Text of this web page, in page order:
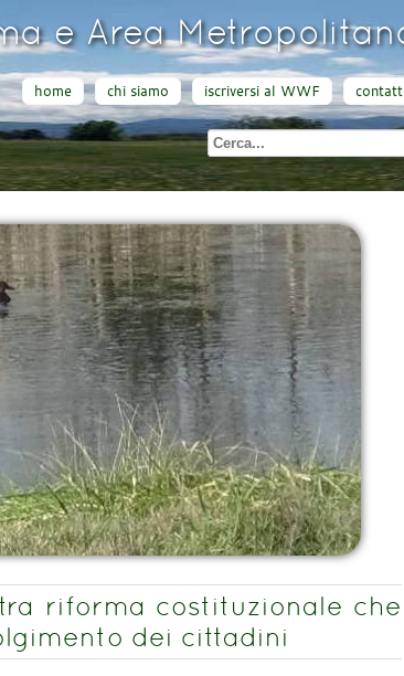
e Area
home chi siamo iscriversi al WWF
riforma costituzionale che
dei cittadini